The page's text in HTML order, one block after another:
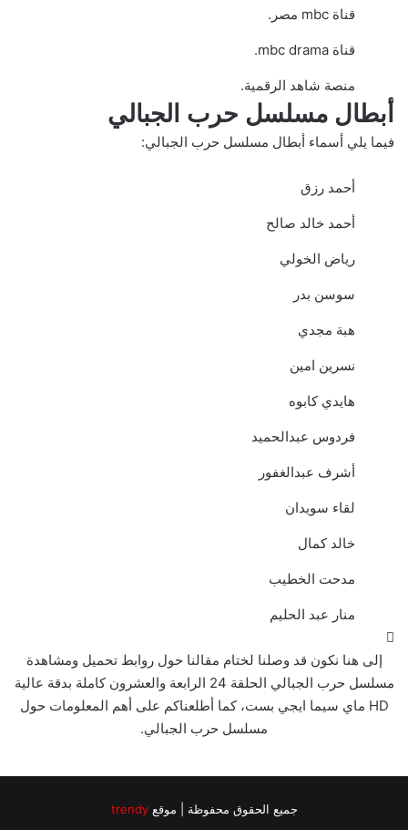
قناة mbc مصر.
قناة mbc drama.
منصة شاهد الرقمية.
أبطال مسلسل حرب الجبالي
فيما يلي أسماء أبطال مسلسل حرب الجبالي:
أحمد رزق
أحمد خالد صالح
رياض الخولي
سوسن بدر
هبة مجدي
نسرين امين
هايدي كابوه
فردوس عبدالحميد
أشرف عبدالغفور
لقاء سويدان
خالد كمال
مدحت الخطيب
منار عبد الحليم
إلى هنا نكون قد وصلنا لختام مقالنا حول روابط تحميل ومشاهدة
مسلسل حرب الجبالي الحلقة 24 الرابعة والعشرون كاملة بدقة عالية
HD ماي سيما ايجي بست، كما أطلعناكم على أهم المعلومات حول
مسلسل حرب الجبالي.
جميع الحقوق محفوظة | موقع trendy